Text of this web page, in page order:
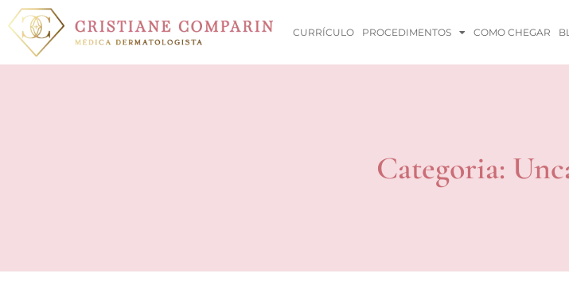
CURRÍCULO PROCEDIMENTOS COMO CHEGAR
Categoria: